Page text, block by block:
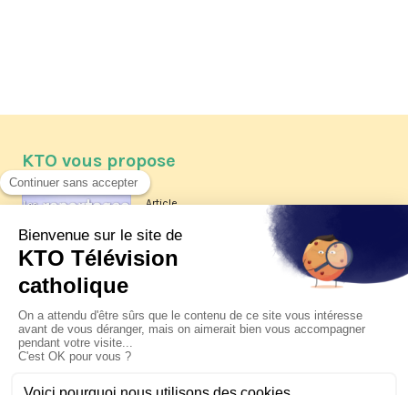
KTO vous propose
Article
Les reportages d'été 2026 de KTO
La visite pastorale du pape Léon
XIV à Assise à suivre sur KTO le
jeudi 6 août